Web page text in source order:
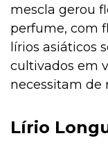
mescla gerou
perfume, com
lírios asiáticos
cultivados em
necessitam de
Lírio